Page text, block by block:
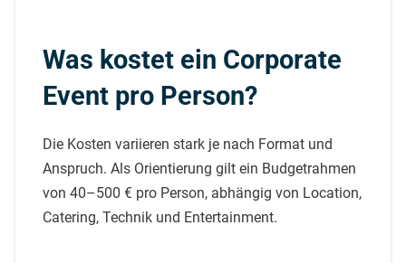
Was kostet ein Corporate
Event pro Person?
Die Kosten variieren stark je nach Format und
Anspruch. Als Orientierung gilt ein Budgetrahmen
von 40–500 € pro Person, abhängig von Location,
Catering, Technik und Entertainment.